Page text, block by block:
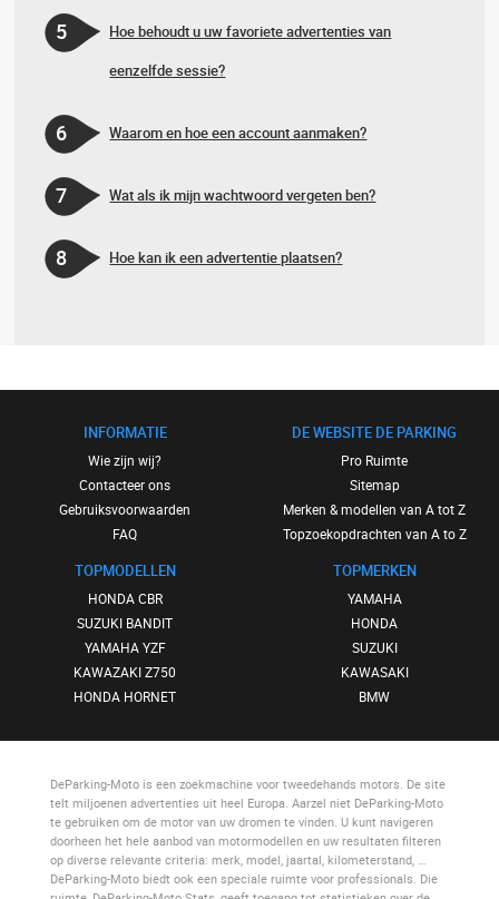
5
Hoe behoudt u uw favoriete advertenties van
eenzelfde sessie?
6 Waarom en hoe een account aanmaken?
7 Wat als ik mijn wachtwoord vergeten ben?
8 Hoe kan ik een advertentie plaatsen?
INFORMATIE
Wie zijn wij?
Contacteer ons
Gebruiksvoorwaarden
FAQ
TOPMODELLEN
HONDA CBR
SUZUKI BANDIT
YAMAHA YZF
KAWAZAKI Z750
HONDA HORNET
DE WEBSITE DE PARKING
Pro Ruimte
Sitemap
Merken & modellen van A tot Z
Topzoekopdrachten van A to Z
TOPMERKEN
YAMAHA
HONDA
SUZUKI
KAWASAKI
BMW
DeParking-Motois een zoekmachine voor tweedehands motors. De site
telt miljoenen advertenties uit heel Europa. Aarzel niet DeParking-Moto
te gebruiken om de motor van uw dromen te vinden. U kunt navigeren
doorheen het hele aanbod van motormodellen en uw resultaten filteren
op diverse relevante criteria: merk, model, jaartal, kilometerstand, …
DeParking-Motobiedt ook een speciale ruimte voor professionals. Die